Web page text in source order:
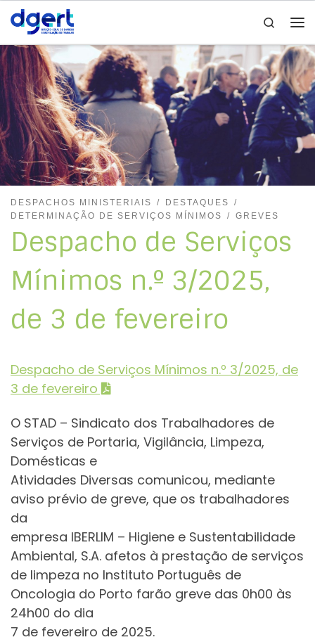
Skip to content
Search
DESPACHOS MINISTERIAIS
DESTAQUES
DETERMINAÇÃO DE SERVIÇOS MÍNIMOS
GREVES
Despacho de Serviços
Mínimos n.º 3/2025,
de 3 de fevereiro
Despacho de Serviços Mínimos n.º 3/2025, de
3 de fevereiro
O STAD – Sindicato dos Trabalhadores de
Serviços de Portaria, Vigilância, Limpeza,
Domésticas e
Atividades Diversas comunicou, mediante
aviso prévio de greve, que os trabalhadores
da
empresa IBERLIM – Higiene e Sustentabilidade
Ambiental, S.A. afetos à prestação de serviços
de limpeza no Instituto Português de
Oncologia do Porto farão greve das 0h00 às
24h00 do dia
7 de fevereiro de 2025.